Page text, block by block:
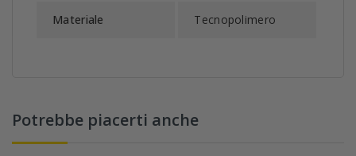
Materiale Tecnopolimero
Potrebbe piacerti anche